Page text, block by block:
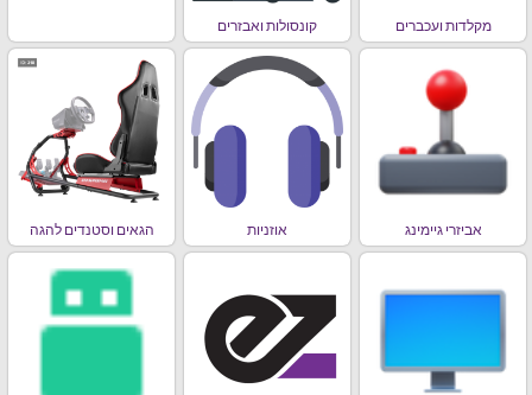
מקלדות ועכברים קונסולות ואבזרים
אביזרי גיימינג אוזניות הגאים וסטנדים להגה